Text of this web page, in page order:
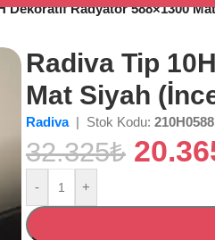
Dekoratif Radyatör 588×1300
Radiva Tip
Mat Siyah
Radiva | Stok Kodu:
32.325₺
- +